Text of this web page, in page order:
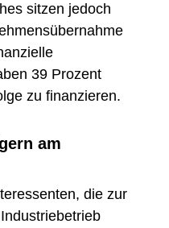
sitzen jedoch
39 Prozent
zu finanzieren.
am
die zur